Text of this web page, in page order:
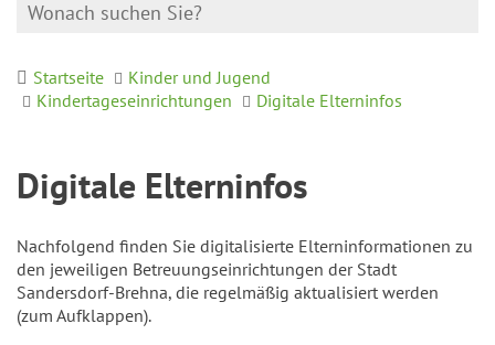
Startseite
Kinder und Jugend
Kindertageseinrichtungen
Digitale Elterninfos
Digitale Elterninfos
Nachfolgend finden Sie digitalisierte Elterninformationen zu
den jeweiligen Betreuungseinrichtungen der Stadt
Sandersdorf-Brehna, die regelmäßig aktualisiert werden
(zum Aufklappen).